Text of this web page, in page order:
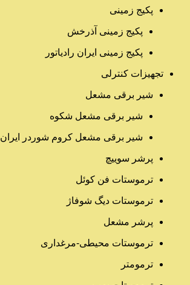
پکیج زمینی
پکیج زمینی آذرخش
پکیج زمینی ایران رادیاتور
تجهیزات کنترلی
شیر برقی مشعل
شیر برقی مشعل شکوه
شیر برقی مشعل کروم شوردر ایران
پرشر سوییچ
ترموستات فن کوئل
ترموستات دیگ شوفاژ
پرشر مشعل
ترموستات محیطی-مرغداری
ترمومتر